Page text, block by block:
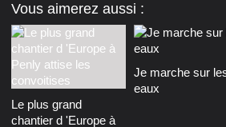
Vous aimerez aussi :
Le plus grand
chantier d 'Europe à
Je marche sur
eaux